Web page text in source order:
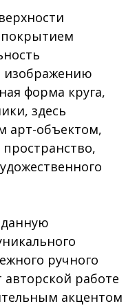
изображению
форма круга,
здесь
арт-объектом,
ручного
работе
акцентом